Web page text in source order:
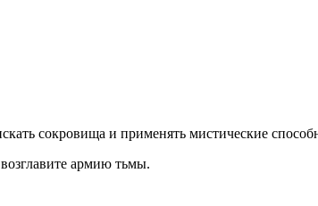
сокровища и применять мистические
армию тьмы.